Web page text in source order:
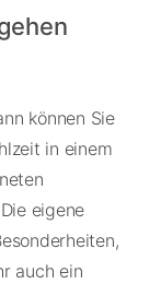
können Sie
in einem
eigene
auch ein